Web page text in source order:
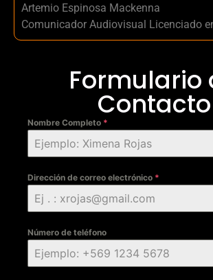
Artemio Espinosa Mackenna
Comunicador Audiovisual Licenciado
Formulario
Contacto
Nombre Completo *
Dirección de correo electrónico *
Número de teléfono